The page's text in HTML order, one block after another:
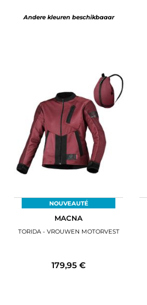
Andere kleuren beschikbaaar
NOUVEAUTÉ
MACNA
TORIDA - VROUWEN MOTORVEST
179,95 €